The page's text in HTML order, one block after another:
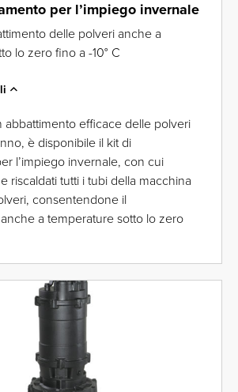
per l’impiego invernale
delle polveri anche a
lo zero fino a -10° C
abbattimento efficace delle polveri
è disponibile il kit di
l’impiego invernale, con cui
riscaldati tutti i tubi della macchina
consentendone il
a temperature sotto lo zero